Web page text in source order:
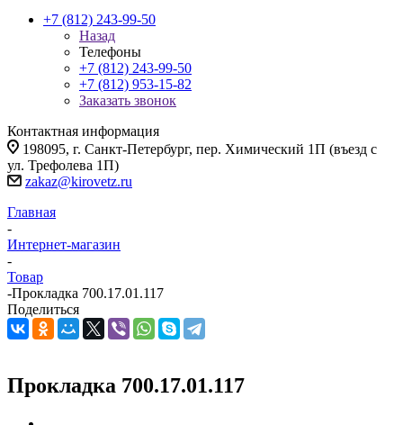
+7 (812) 243-99-50
Назад
Телефоны
+7 (812) 243-99-50
+7 (812) 953-15-82
Заказать звонок
Контактная информация
198095, г. Санкт-Петербург, пер. Химический 1П (въезд с
ул. Трефолева 1П)
zakaz@kirovetz.ru
Главная
-
Интернет-магазин
-
Товар
-Прокладка 700.17.01.117
Поделиться
Прокладка 700.17.01.117